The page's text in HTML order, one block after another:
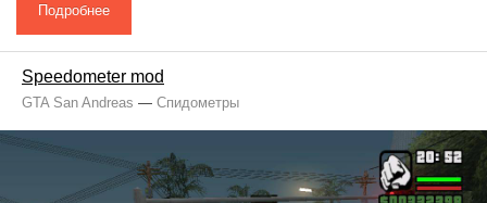
Подробнее
Speedometer mod
GTA San Andreas — Спидометры